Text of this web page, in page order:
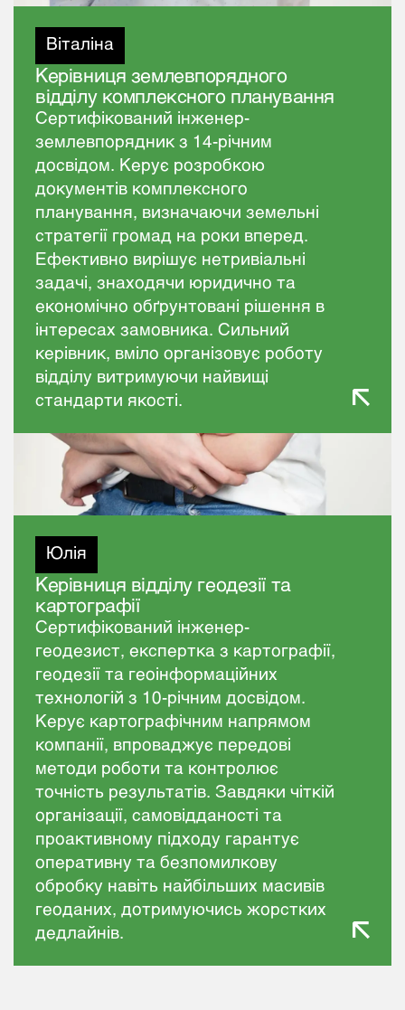
Віталіна
Керівниця землевпорядного
відділу комплексного планування
Сертифікований інженер-
землевпорядник з 14-річним
досвідом. Керує розробкою
документів комплексного
планування, визначаючи земельні
стратегії громад на роки вперед.
Ефективно вирішує нетривіальні
задачі, знаходячи юридично та
економічно обґрунтовані рішення в
інтересах замовника. Сильний
керівник, вміло організовує роботу
відділу витримуючи найвищі
стандарти якості.
Юлія
Керівниця відділу геодезії та
картографії
Сертифікований інженер-
геодезист, експертка з картографії,
геодезії та геоінформаційних
технологій з 10-річним досвідом.
Керує картографічним напрямом
компанії, впроваджує передові
методи роботи та контролює
точність результатів. Завдяки чіткій
організації, самовідданості та
проактивному підходу гарантує
оперативну та безпомилкову
обробку навіть найбільших масивів
геоданих, дотримуючись жорстких
дедлайнів.